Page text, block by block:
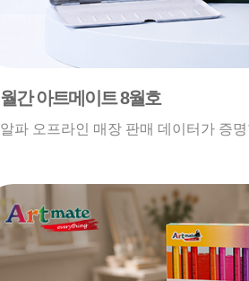
월간 아트메이트 8월호
알파 오프라인 매장 판매 데이터가 증